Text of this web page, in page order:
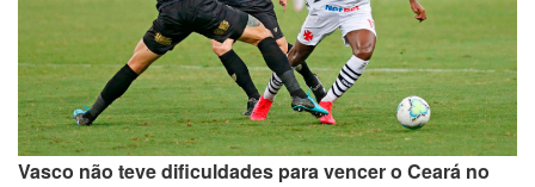
Vasco não teve dificuldades para vencer o Ceará no